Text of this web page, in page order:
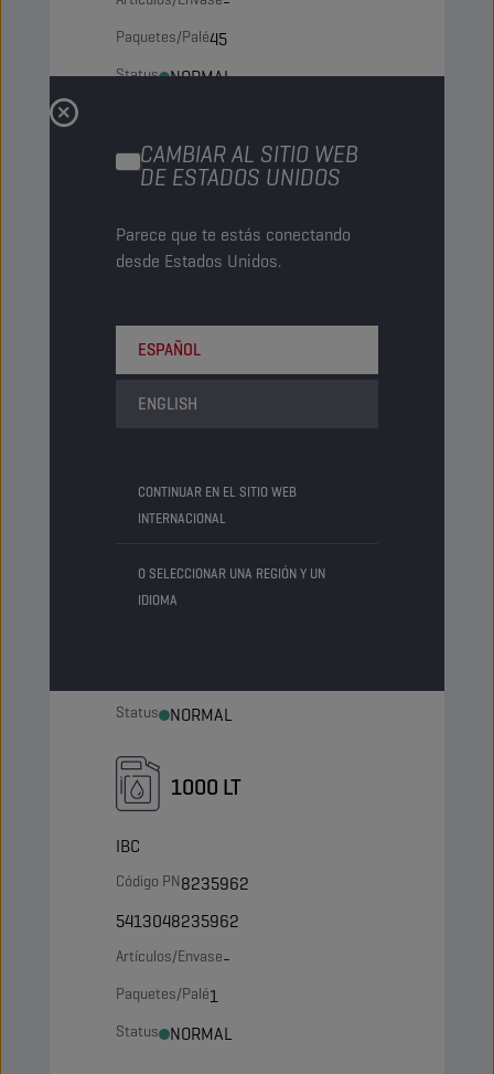
CAMBIAR AL SITIO WEB
DE ESTADOS UNIDOS
Parece que te estás conectando
desde Estados Unidos.
ESPAÑOL
ENGLISH
CONTINUAR EN EL SITIO WEB
INTERNACIONAL
O SELECCIONAR UNA REGIÓN Y UN
IDIOMA
Paquetes/Palé45
Status NORMAL
60 LT
Código PN1043938
-
Paquetes/Palé
Status NORMAL
Barril
1043939
5413048243608
Status NORMAL
1000 LT
IBC
Código PN8235962
5413048235962
Artículos/Envase-
Paquetes/Palé1
Status NORMAL